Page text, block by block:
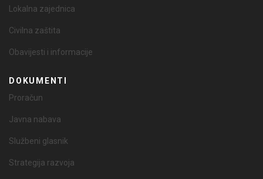
Lokalna zajednica
Civilna zaštita
Obavijesti i informacije
DOKUMENTI
Proračun
Javna nabava
Službeni glasnik
Strategija razvoja